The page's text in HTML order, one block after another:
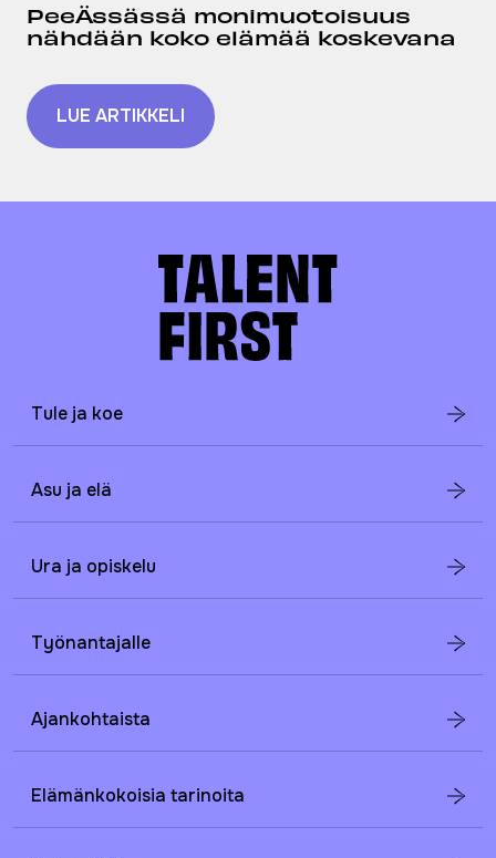
PeeÄssässä monimuotoisuus
nähdään koko elämää koskevana
LUE ARTIKKELI
Tule ja koe
Asu ja elä
Ura ja opiskelu
Työnantajalle
Ajankohtaista
Elämänkokoisia tarinoita